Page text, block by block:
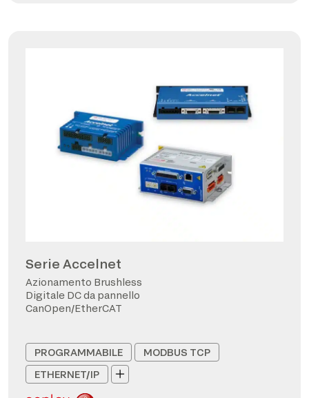
Serie Accelnet
Azionamento Brushless
Digitale DC da pannello
CanOpen/EtherCAT
PROGRAMMABILE
MODBUS TCP
ETHERNET/IP